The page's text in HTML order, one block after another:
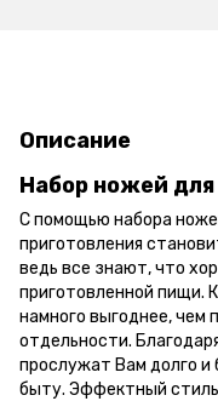
Описание
Набор ножей для
С помощью набора
приготовления
ведь все знают, что
приготовленной пищи.
намного выгоднее, чем
отдельности.
прослужат Вам долго
быту. Эффектный